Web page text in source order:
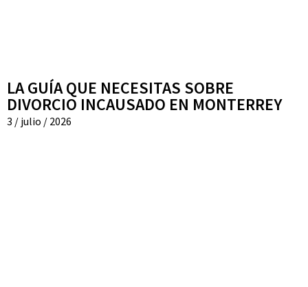
LA GUÍA QUE NECESITAS SOBRE
DIVORCIO INCAUSADO EN MONTERREY
3 / julio / 2026